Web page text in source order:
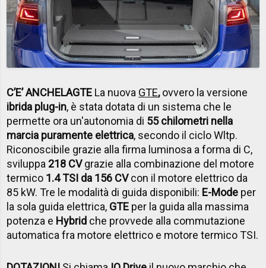
C’E’ ANCHELAGTE La nuova GTE,ovvero la versione
ibrida plug-in, è stata dotata di un sistema che le
permette ora un'autonomia di 55 chilometri nella
marcia puramente elettrica, secondo il ciclo Wltp.
Riconoscibile grazie alla firma luminosa a forma di C,
sviluppa 218 CVgrazie alla combinazione del motore
termico 1.4 TSI da 156 CVcon il motore elettrico da
85 kW. Tre le modalità di guida disponibili: E-Mode per
la sola guida elettrica, GTE per la guida alla massima
potenza e Hybrid che provvede alla commutazione
automatica fra motore elettrico e motore termico TSI.